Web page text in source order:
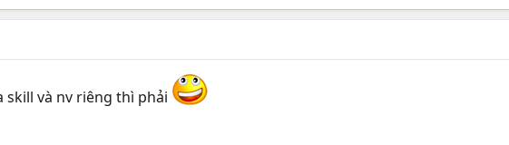
skill và nv riêng thì phải